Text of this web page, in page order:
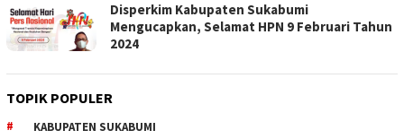
Disperkim Kabupaten Sukabumi
Mengucapkan, Selamat HPN 9 Februari Tahun
2024
TOPIK POPULER
KABUPATEN SUKABUMI